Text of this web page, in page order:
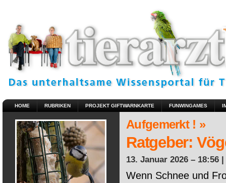
HOME RUBRIKEN PROJEKT GIFTWARNKARTE FUNWINGAMES
Aufgemerkt ! »
Ratgeber:
13. Januar 2026 – 18:56 |
Wenn Schnee und